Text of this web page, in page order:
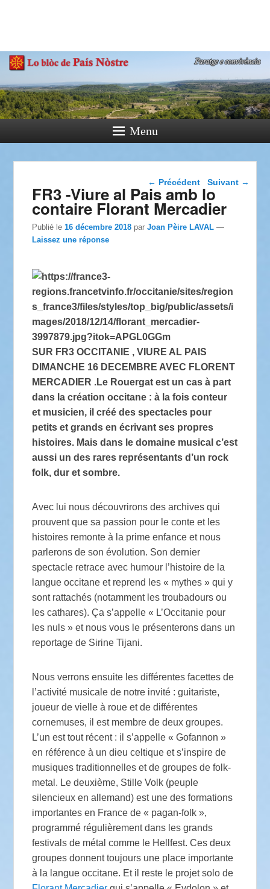
Paratge e Convivència
Menu
Navigation dans les
← Précédent Suivant →
FR3 -Viure al Pais amb lo
contaire Florant Mercadier
Publié le16 décembre 2018 parJoan Pèire LAVAL —
Laissez une réponse
SUR FR3 OCCITANIE , VIURE AL PAIS
DIMANCHE 16 DECEMBRE AVEC FLORENT
MERCADIER .Le Rouergat est un cas à part
dans la création occitane : à la fois conteur
et musicien, il créé des spectacles pour
petits et grands en écrivant ses propres
histoires. Mais dans le domaine musical c’est
aussi un des rares représentants d’un rock
folk, dur et sombre.
Avec lui nous découvrirons des archives qui
prouvent que sa passion pour le conte et les
histoires remonte à la prime enfance et nous
parlerons de son évolution. Son dernier
spectacle retrace avec humour l’histoire de la
langue occitane et reprend les « mythes » qui y
sont rattachés (notamment les troubadours ou
les cathares). Ça s’appelle « L’Occitanie pour
les nuls » et nous vous le présenterons dans un
reportage de Sirine Tijani.
Nous verrons ensuite les différentes facettes de
l’activité musicale de notre invité : guitariste,
joueur de vielle à roue et de différentes
cornemuses, il est membre de deux groupes.
L’un est tout récent : il s’appelle « Gofannon »
en référence à un dieu celtique et s’inspire de
musiques traditionnelles et de groupes de folk-
metal. Le deuxième, Stille Volk (peuple
silencieux en allemand) est une des formations
importantes en France de « pagan-folk »,
programmé régulièrement dans les grands
festivals de métal comme le Hellfest. Ces deux
groupes donnent toujours une place importante
à la langue occitane. Et il reste le projet solo de